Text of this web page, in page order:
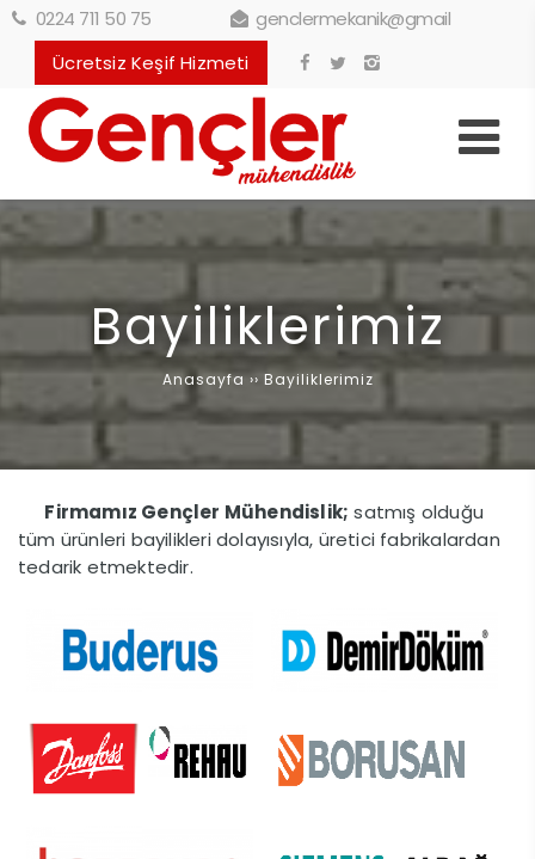
0224 711 50 75
genclermekanik@gmail
Ücretsiz Keşif Hizmeti
Bayiliklerimiz
Anasayfa ›› Bayiliklerimiz
Firmamız Gençler Mühendislik; satmış olduğu
tüm ürünleri bayilikleri dolayısıyla, üretici fabrikalardan
tedarik etmektedir.